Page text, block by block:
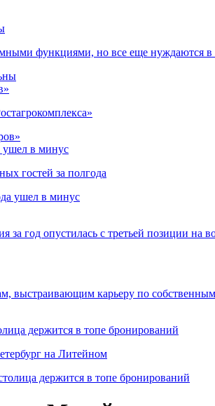
функциями, но все еще нуждаются в
ушел в минус
гостей за полгода
за год опустилась с третьей позиции на
выстраивающим карьеру по
держится в топе бронирований
на Литейном